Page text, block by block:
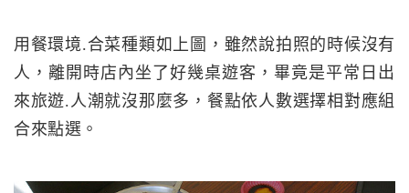
用餐環境.合菜種類如上圖，雖然說拍照的時候沒有
人，離開時店內坐了好幾桌遊客，畢竟是平常日出
來旅遊.人潮就沒那麼多，餐點依人數選擇相對應組
合來點選。